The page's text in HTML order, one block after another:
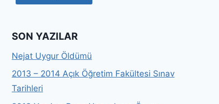
SON YAZILAR
Nejat Uygur Öldümü
2013 – 2014 Açık Öğretim Fakültesi Sınav
Tarihleri